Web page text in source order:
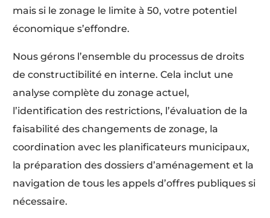
mais si le zonage le limite à 50, votre potentiel
économique s’effondre.
Nous gérons l’ensemble du processus de droits
de constructibilité en interne. Cela inclut une
analyse complète du zonage actuel,
l’identification des restrictions, l’évaluation de la
faisabilité des changements de zonage, la
coordination avec les planificateurs municipaux,
la préparation des dossiers d’aménagement et la
navigation de tous les appels d’offres publiques si
nécessaire.